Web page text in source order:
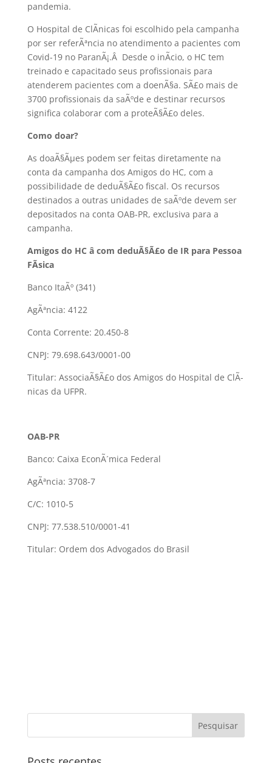
pandemia.
O Hospital de ClÃ­nicas foi escolhido pela campanha
por ser referÃªncia no atendimento a pacientes com
Covid-19 no ParanÃ¡.Â Desde o inÃ­cio, o HC tem
treinado e capacitado seus profissionais para
atenderem pacientes com a doenÃ§a. SÃ£o mais de
3700 profissionais da saÃºde e destinar recursos
significa colaborar com a proteÃ§Ã£o deles.
Como doar?
As doaÃ§Ãµes podem ser feitas diretamente na
conta da campanha dos Amigos do HC, com a
possibilidade de deduÃ§Ã£o fiscal. Os recursos
destinados a outras unidades de saÃºde devem ser
depositados na conta OAB-PR, exclusiva para a
campanha.
Amigos do HC â com deduÃ§Ã£o de IR para Pessoa
FÃ­sica
Banco ItaÃº (341)
AgÃªncia: 4122
Conta Corrente: 20.450-8
CNPJ: 79.698.643/0001-00
Titular: AssociaÃ§Ã£o dos Amigos do Hospital de ClÃ­
nicas da UFPR.
OAB-PR
Banco: Caixa EconÃ´mica Federal
AgÃªncia: 3708-7
C/C: 1010-5
CNPJ: 77.538.510/0001-41
Titular: Ordem dos Advogados do Brasil